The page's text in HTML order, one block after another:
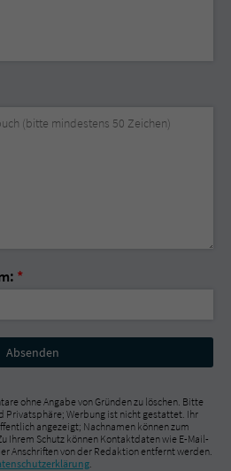
*
ohne Angabe von Gründen zu löschen. Bitte
Privatsphäre; Werbung ist nicht gestattet. Ihr
angezeigt; Nachnamen können zum
Ihrem Schutz können Kontaktdaten wie E-Mail-
Anschriften von der Redaktion entfernt werden.